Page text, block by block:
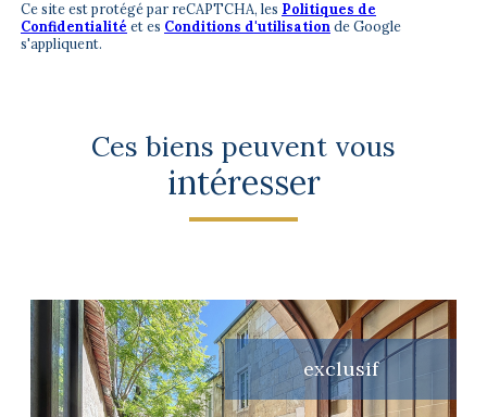
Ce site est protégé par reCAPTCHA, les Politiques de
Confidentialité et es Conditions d'utilisation de Google
s'appliquent.
Ces biens peuvent vous
intéresser
exclusif